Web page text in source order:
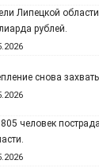
Липецкой
рублей.
снова
человек